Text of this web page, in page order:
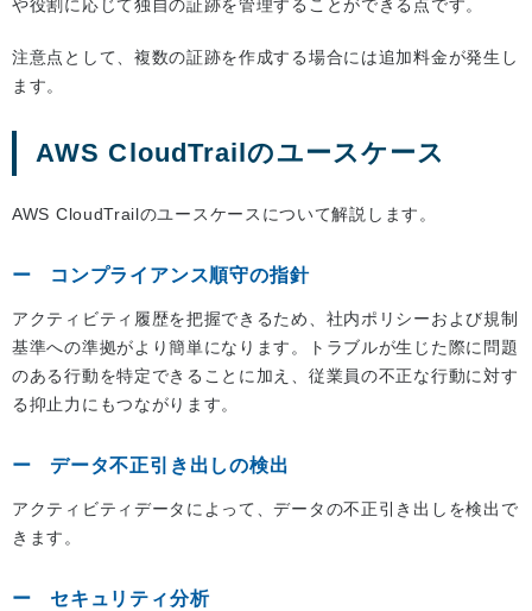
や役割に応じて独自の証跡を管理することができる点です。
注意点として、複数の証跡を作成する場合には追加料金が発生し
ます。
AWS CloudTrailのユースケース
AWS CloudTrailのユースケースについて解説します。
コンプライアンス順守の指針
アクティビティ履歴を把握できるため、社内ポリシーおよび規制
基準への準拠がより簡単になります。トラブルが生じた際に問題
のある行動を特定できることに加え、従業員の不正な行動に対す
る抑止力にもつながります。
データ不正引き出しの検出
アクティビティデータによって、データの不正引き出しを検出で
きます。
セキュリティ分析